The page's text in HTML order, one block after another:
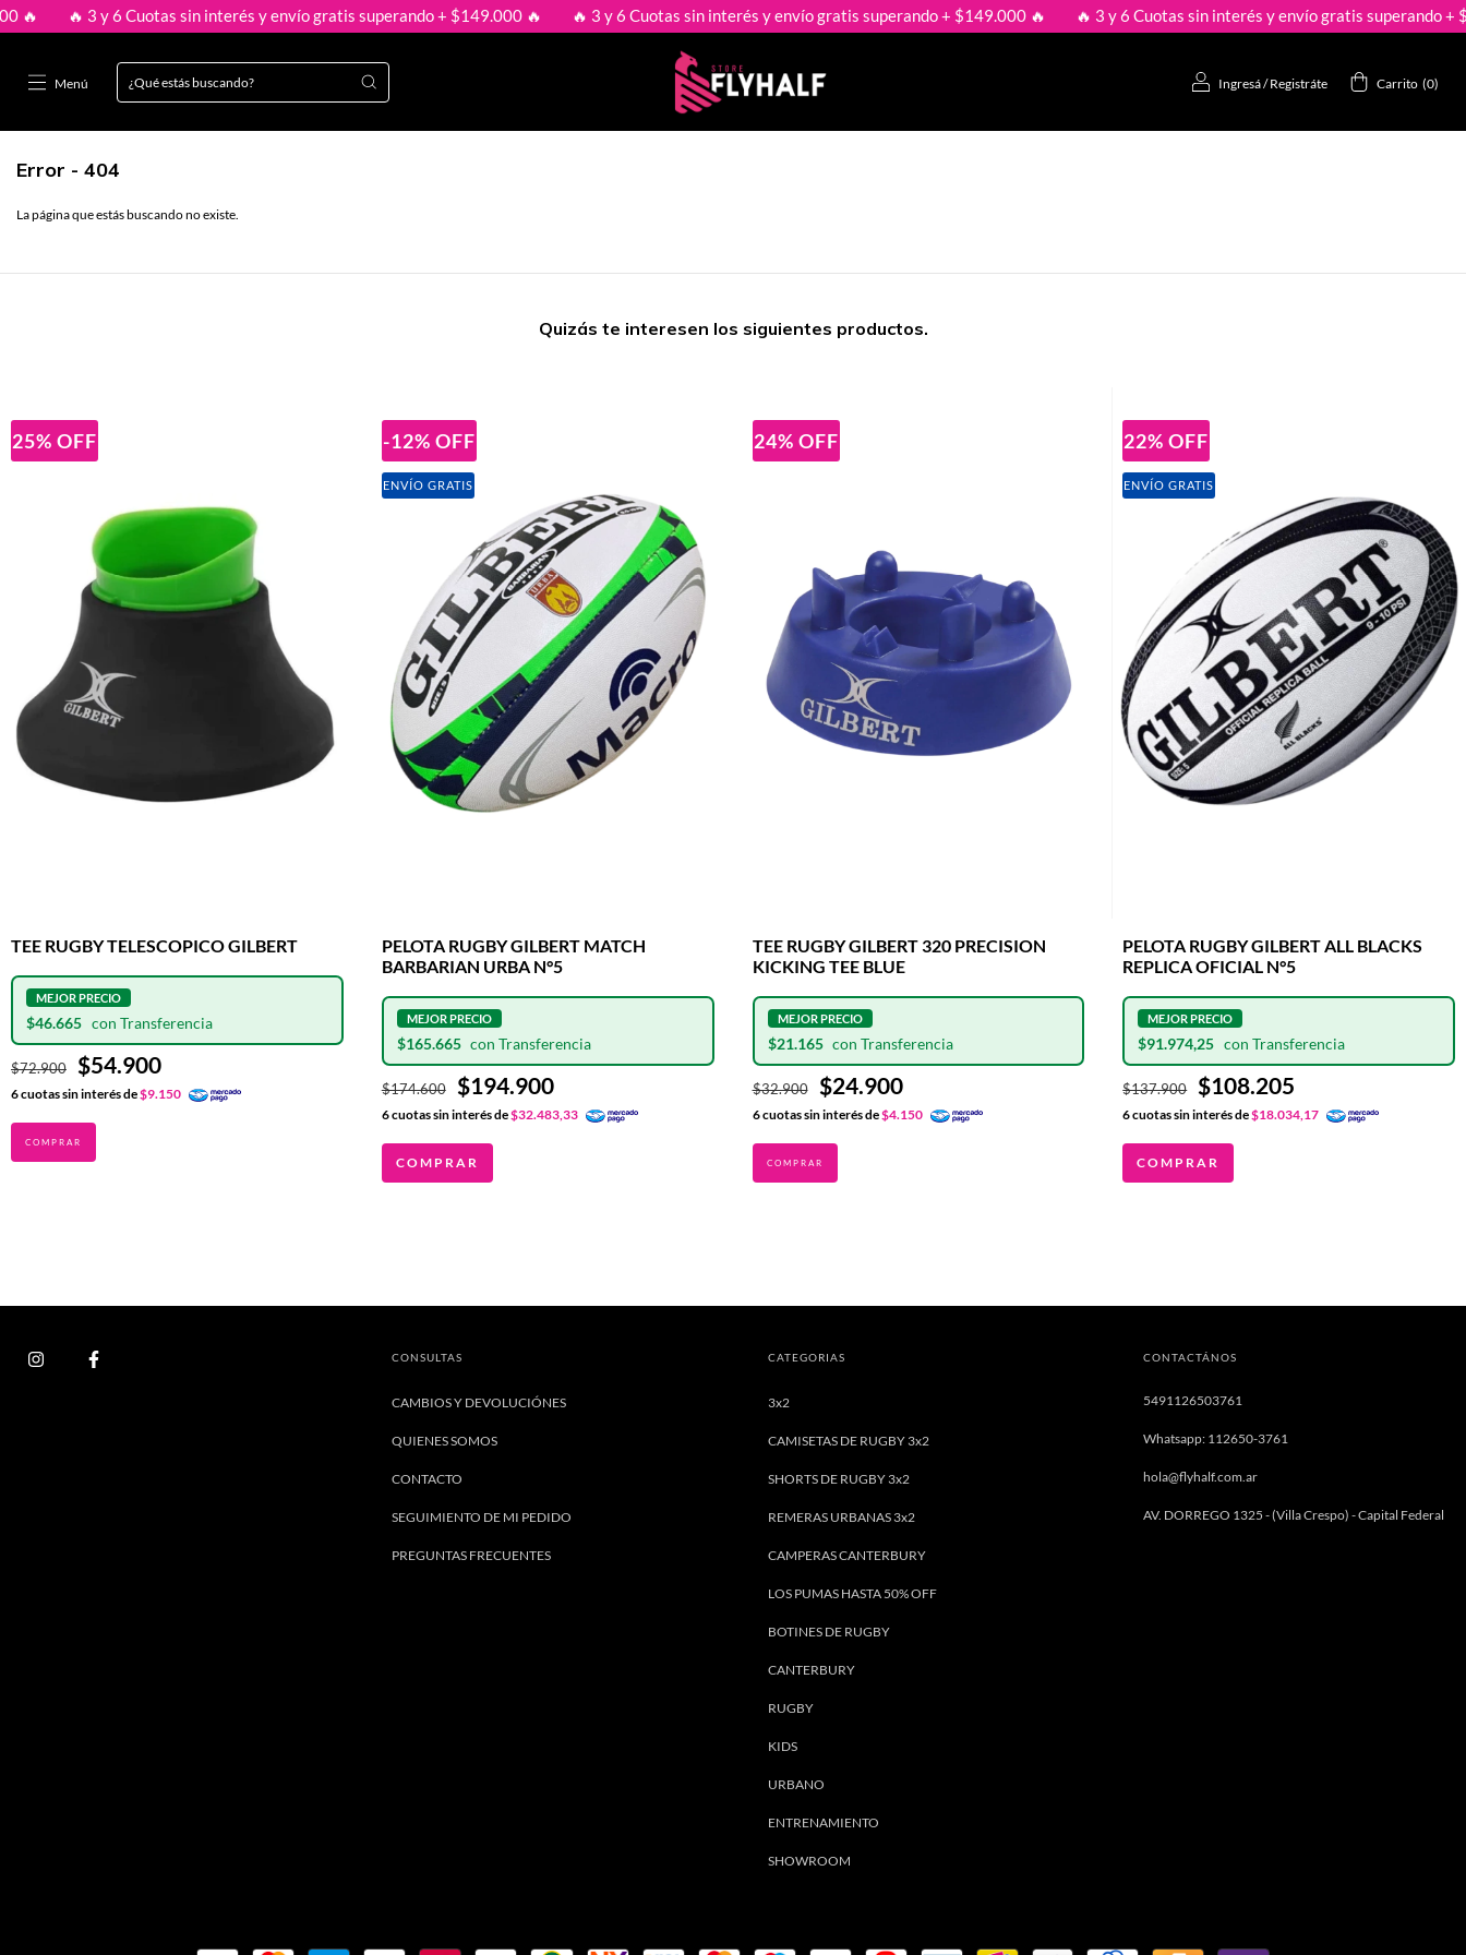
🔥 3 y 6 Cuotas sin interés y envío gratis superando + $149.000 🔥 🔥 3 y 6 Cuotas sin interés y envío gratis superando + $149.000 🔥 🔥 3 y 6 Cuotas sin interés y envío gratis superando +
Menú Ingresá/Registráte Carrito (0)
Error - 404
La página que estás buscando no existe.
Quizás te interesen los siguientes productos.
25% OFF
TEE RUGBY TELESCOPICO GILBERT
$72.900 $54.900
$46.665
6cuotas sin interés de$9.150
-12% OFF
ENVÍO GRATIS
PELOTA RUGBY GILBERT MATCH
BARBARIAN URBA N°5
$174.600 $194.900
$165.665
6cuotas sin interés de$32.483,33
COMPRAR
24% OFF
TEE RUGBY GILBERT 320 PRECISION
KICKING TEE BLUE
$32.900 $24.900
$21.165
6cuotas sin interés de$4.150
22%OFF
ENVÍO GRATIS
PELOTA RUGBY GILBERT ALL BLACKS
REPLICA OFICIAL N°5
$137.900 $108.205
$91.974,25
6cuotas sin interés de$18.034,17
COMPRAR
CONSULTAS
CAMBIOS Y DEVOLUCIÓNES
QUIENES SOMOS
CONTACTO
SEGUIMIENTO DE MI PEDIDO
PREGUNTAS FRECUENTES
CATEGORIAS
3x2
CAMISETAS DE RUGBY 3x2
SHORTS DE RUGBY 3x2
REMERAS URBANAS 3x2
CAMPERAS CANTERBURY
LOS PUMAS HASTA 50% OFF
BOTINES DE RUGBY
CANTERBURY
RUGBY
KIDS
URBANO
ENTRENAMIENTO
SHOWROOM
CONTACTÁNOS
5491126503761
Whatsapp: 112650-3761
hola@flyhalf.com.ar
AV. DORREGO 1325 - (Villa Crespo) - Capital Federal